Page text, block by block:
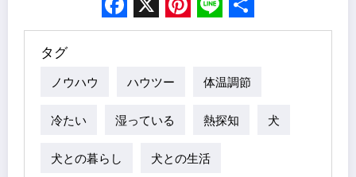
Facebook
X Pinterest
LineShare
タグ
ノウハウ ハウツー 体温調節
冷たい 湿っている 熱探知 犬
犬との暮らし 犬との生活